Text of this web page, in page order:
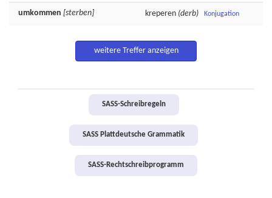
umkommen [sterben] kreperen (derb) Konjugation
weitere Treffer anzeigen
SASS-Schreibregeln
SASS Plattdeutsche Grammatik
SASS-Rechtschreibprogramm